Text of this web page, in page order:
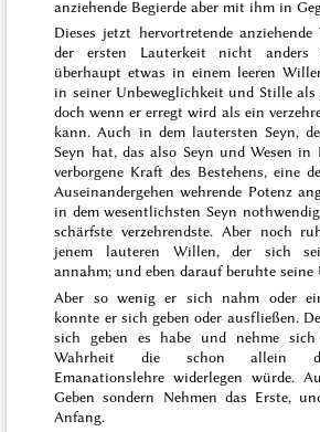
anziehende Begierde aber mit ihm in
Dieses jetzt hervortretende
der ersten Lauterkeit nicht anders
überhaupt etwas in einem leeren
in seiner Unbeweglichkeit und Stilleals
doch wenn er erregt wird als ein
kann. Auch in dem lautersten Seyn,
Seyn hat, das also Seyn und Wesen
verborgene Kraft des Bestehens, eine
Auseinandergehen wehrende Potenz
in dem wesentlichsten Seyn
schärfste verzehrendste. Aber noch
jenem lauteren Willen, der sich
annahm; und eben darauf beruhte
Aber so wenig er sich nahm oder
konnte er sich geben oder ausfließen.
sich geben es habe und nehme
Wahrheit die schon allein
Emanationslehre widerlegen würde.
Geben sondern Nehmen das Erste,
Anfang.